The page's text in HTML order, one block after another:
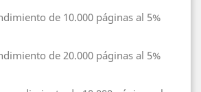
de 10.000 páginas al 5%
de 20.000 páginas al 5%